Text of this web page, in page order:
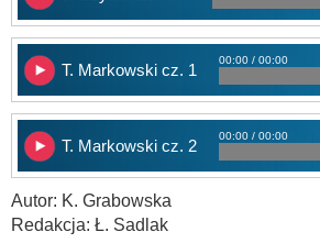
T. Markowski cz. 1
00:00 / 00:00
T. Markowski cz. 2
00:00 / 00:00
Autor: K. Grabowska
Redakcja: Ł. Sadlak